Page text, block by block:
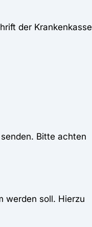
der Krankenkasse
Bitte achten
werden soll. Hierzu